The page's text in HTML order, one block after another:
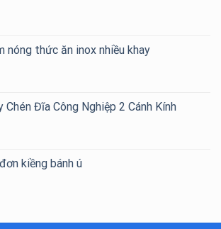
nóng thức ăn inox nhiều khay
Chén Đĩa Công Nghiệp 2 Cánh Kính
kiềng bánh ú